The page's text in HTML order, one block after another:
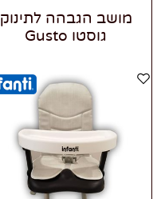
מושב הגבהה לתינוק
גוסטו Gusto